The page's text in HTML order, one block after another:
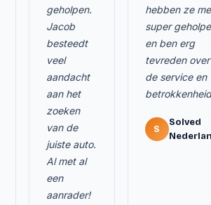
geholpen.
Jacob
besteedt
veel
aandacht
aan het
zoeken
van de
juiste auto.
Al met al
een
aanrader!
hebben ze me
super
en ben erg
tevreden over
de service en
S
Solved